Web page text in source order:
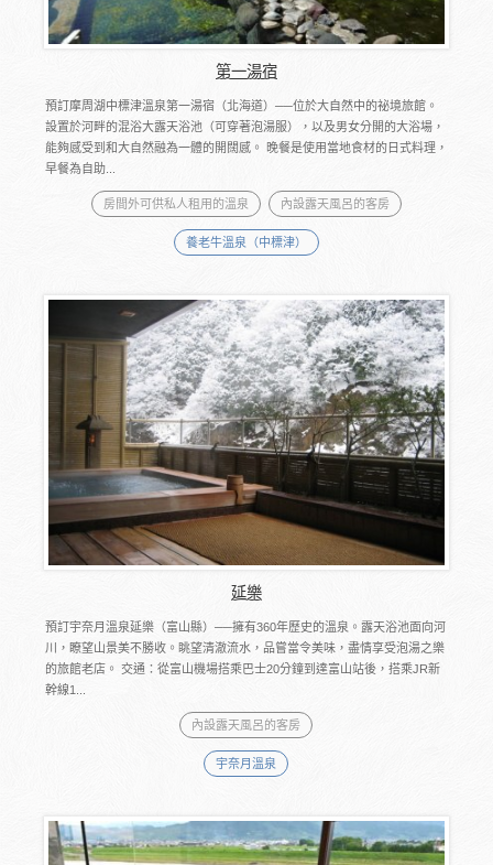
第一湯宿
預訂摩周湖中標津溫泉第一湯宿（北海道）──位於大自然中的祕境旅館。
設置於河畔的混浴大露天浴池（可穿著泡湯服），以及男女分開的大浴場，
能夠感受到和大自然融為一體的開闊感。 ​晚餐是使用當地食材的日式料理，
早餐為自助...
房間外可供私人租用的溫泉 內設露天風呂的客房
養老牛溫泉（中標津）
延樂
預訂宇奈月溫泉延樂（富山縣）──擁有360年歷史的溫泉。露天浴池面向河
川，瞭望山景美不勝收。眺望清澈流水，品嘗當令美味，盡情享受泡湯之樂
的旅館老店。 交通：從富山機場搭乘巴士20分鐘到達富山站後，搭乘JR新
幹線1...
內設露天風呂的客房
宇奈月溫泉